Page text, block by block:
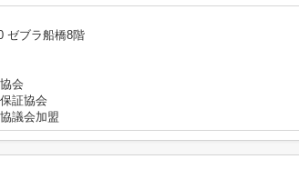
ゼブラ船橋8階
会
証協会
議会加盟